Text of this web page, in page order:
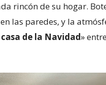
rincón de su hogar.
las paredes, y la
de la Navidad»